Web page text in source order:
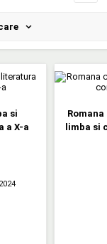
si
a X-a
limba si